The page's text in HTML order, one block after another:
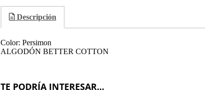
Descripción
Color: Persimon
ALGODÓN BETTER COTTON
TE PODRÍA INTERESAR...